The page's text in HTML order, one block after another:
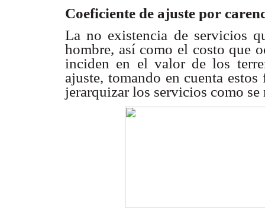
Coeficiente de ajuste por
La no existencia de servicios
hombre, así como el costo que
inciden en el valor de los
ajuste, tomando en cuenta
jerarquizar los servicios como se